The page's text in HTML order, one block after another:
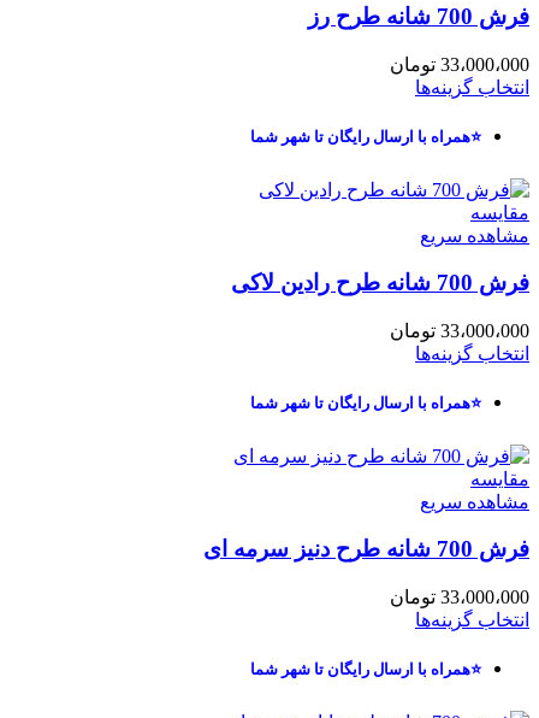
فرش 700 شانه طرح رز
33،000،000 تومان
انتخاب گزینه‌ها
⭐همراه با ارسال رایگان تا شهر شما
مقایسه
مشاهده سریع
فرش 700 شانه طرح رادین لاکی
33،000،000 تومان
انتخاب گزینه‌ها
⭐همراه با ارسال رایگان تا شهر شما
مقایسه
مشاهده سریع
فرش 700 شانه طرح دنیز سرمه ای
33،000،000 تومان
انتخاب گزینه‌ها
⭐همراه با ارسال رایگان تا شهر شما